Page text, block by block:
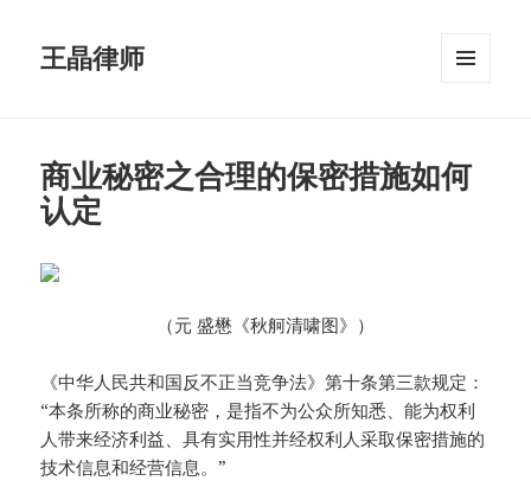
王晶律师
商业秘密之合理的保密措施如何
认定
（元 盛懋《秋舸清啸图》）
《中华人民共和国反不正当竞争法》第十条第三款规定：
“本条所称的商业秘密，是指不为公众所知悉、能为权利
人带来经济利益、具有实用性并经权利人采取保密措施的
技术信息和经营信息。”